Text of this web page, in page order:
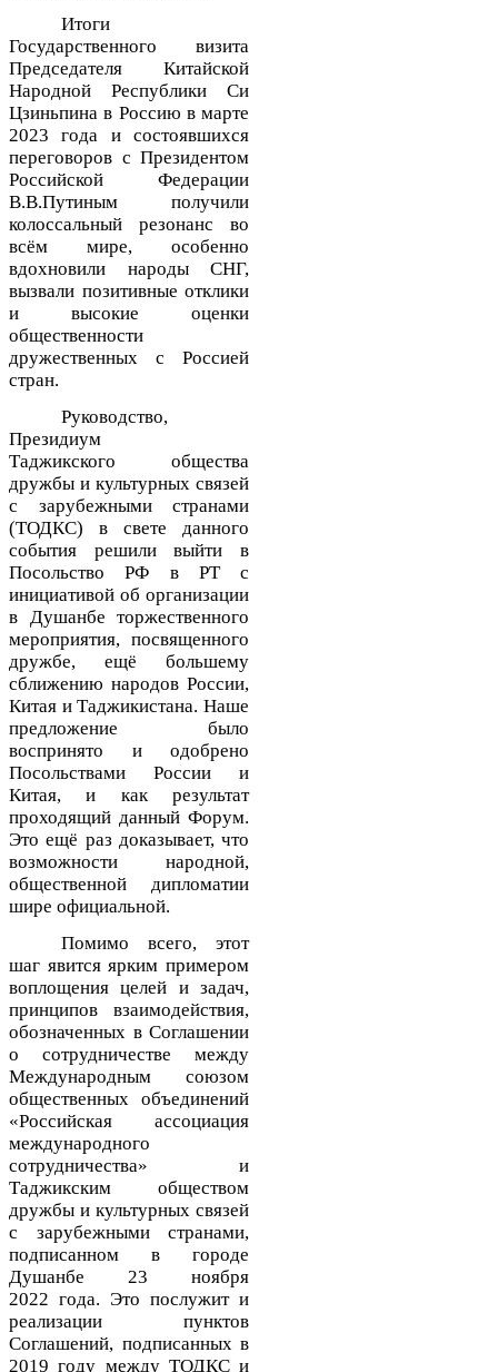
Итоги
Государственного визита
Председателя Китайской
Народной Республики Си
Цзиньпина в Россию в марте
2023 года и состоявшихся
переговоров с Президентом
Российской Федерации
В.В.Путиным получили
колоссальный резонанс во
всём мире, особенно
вдохновили народы СНГ,
вызвали позитивные отклики
и высокие оценки
общественности
дружественных с Россией
стран.
Руководство,
Президиум
Таджикского
общества
дружбы и культурных связей
с зарубежными странами
(ТОДКС) в свете данного
события решили выйти в
Посольство РФ в РТ с
инициативой об организации
в Душанбе торжественного
мероприятия, посвященного
дружбе, ещё большему
сближению народов России,
Китая и Таджикистана. Наше
предложение было
воспринято и одобрено
Посольствами России и
Китая, и как результат
проходящий данный Форум.
Это ещё раз доказывает, что
возможности народной,
общественной дипломатии
шире официальной.
Помимо всего, этот
шаг явится ярким примером
воплощения целей и задач,
принципов взаимодействия,
обозначенных в Соглашении
о сотрудничестве между
Международным союзом
общественных объединений
«Российская ассоциация
международного
сотрудничества» и
Таджикским обществом
дружбы и культурных связей
с зарубежными странами,
подписанном в городе
Душанбе 23 ноября
2022 года. Это послужит и
реализации пунктов
Соглашений, подписанных в
2019 году между ТОДКС и